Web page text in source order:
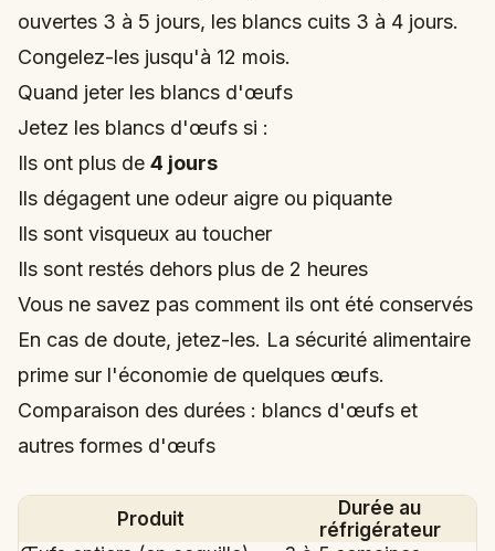
ouvertes 3 à 5 jours, les blancs cuits 3 à 4 jours.
Congelez-les jusqu'à 12 mois.
Quand jeter les blancs d'œufs
Jetez les blancs d'œufs si :
Ils ont plus de 4 jours
Ils dégagent une odeur aigre ou piquante
Ils sont visqueux au toucher
Ils sont restés dehors plus de 2 heures
Vous ne savez pas comment ils ont été conservés
En cas de doute, jetez-les. La sécurité alimentaire
prime sur l'économie de quelques œufs.
Comparaison des durées : blancs d'œufs et
autres formes d'œufs
Produit
Durée au
réfrigérateur